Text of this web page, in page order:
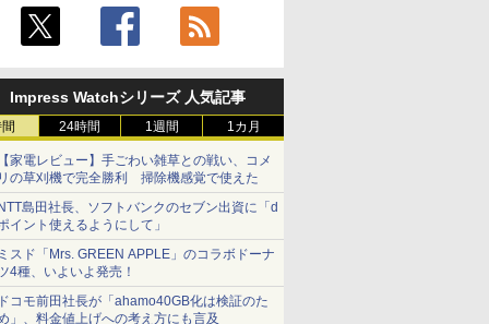
Impress Watchシリーズ 人気記事
24時間 1週間 1カ月
家電レビュー】手ごわい雑草との戦い、コメ
の草刈機で完全勝利 掃除機感覚で使えた
島田社長、ソフトバンクのセブン出資に「d
イント使えるようにして」
スド「Mrs. GREEN APPLE」のコラボドーナ
4種、いよいよ発売！
コモ前田社長が「ahamo40GB化は検証のた
」、料金値上げへの考え方にも言及